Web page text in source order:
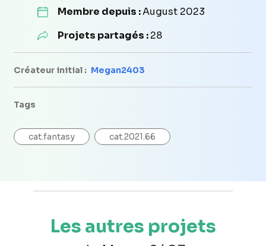
Membre depuis :August 2023
Projets partagés :28
Créateur initial : Megan2403
Tags
cat.fantasy cat.2021.66
Les autres projets